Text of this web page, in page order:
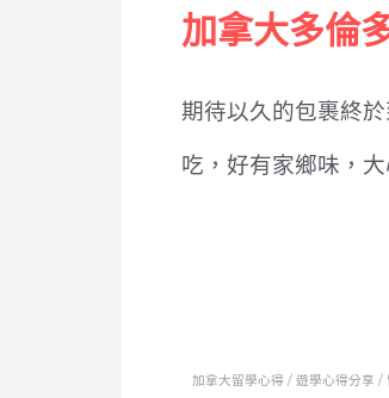
加拿大多倫
期待以久的包裹終
吃，好有家鄉味，
加拿大留學心得 / 遊學心得分享 /